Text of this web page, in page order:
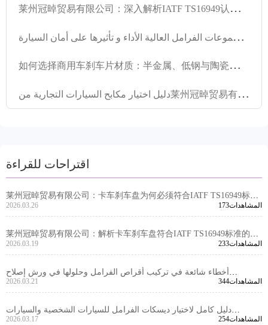
莱
州冠晫贸易有限公司：深入解析IATF TS16949认证对卡车刹车盘设计与制造的技术要求
ف
هم مقاومة التلاشي في مجموعات الفرامل العالية الأداء و تأثيرها على أمان السيارة
如
何选择商用车刹车片材质：半金属、低钢与陶瓷性能对比及应用场景分析
د
ليل اختيار مكابح السيارات التجارية من莱州冠晫贸易有限公司: كيفية اختيار المنتجات عالية الأداء التي تفي بمعايير E-MARK R90 وفقًا لنوع السيارة
اقتراحات للقراءة
莱州冠晫贸易有限公司：卡车刹车盘为何必须符合IATF TS16949标
准？
2026.03.26 173المشاهدات
莱州冠晫贸易有限公司：解析卡车刹车盘符合IATF TS16949标准的重
要性
2026.03.19 233المشاهدات
أخطاء شائعة في تركيب أقراص الفرامل وحلولها في ورش إصلاح
السيارات الأمريكية | تجنب الاهتزازات والأصوات غير المعتادة | معتمد من
وزارة النقل الأمريكية، متوفر في المخزون الأمريكي
2026.03.21 344المشاهدات
دليل كامل لاختيار ديسكات الفرامل للسيارات الشخصية والسيارات
التجارية: تحليل المعايير الأداء والمعلمات الرئيسية -莱州冠晫贸易有限公
2026.03.17 254المشاهدات